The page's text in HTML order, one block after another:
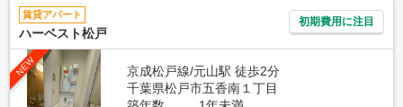
賃貸アパート
ハーベスト松戸
初期費用に注目
NEW
京成松戸線/元山駅 徒歩2分
千葉県松戸市五香南１丁目